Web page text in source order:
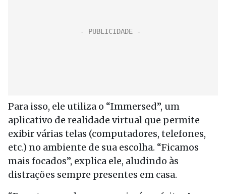
Para isso, ele utiliza o “Immersed”, um
aplicativo de realidade virtual que permite
exibir várias telas (computadores, telefones,
etc.) no ambiente de sua escolha. “Ficamos
mais focados”, explica ele, aludindo às
distrações sempre presentes em casa.